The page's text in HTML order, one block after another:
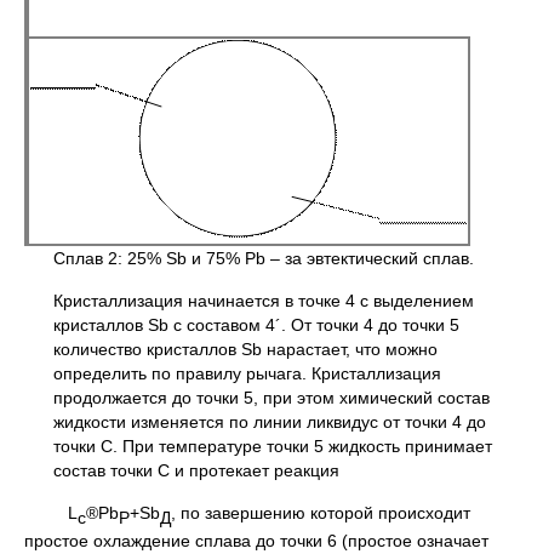
Сплав 2: 25% Sb и 75% Pb – за эвтектический сплав.
Кристаллизация начинается в точке 4 с выделением
кристаллов Sb с составом 4´. От точки 4 до точки 5
количество кристаллов Sb нарастает, что можно
определить по правилу рычага. Кристаллизация
продолжается до точки 5, при этом химический состав
жидкости изменяется по линии ликвидус от точки 4 до
точки С. При температуре точки 5 жидкость принимает
состав точки С и протекает реакция
L c®PbР+SbД , по завершению которой происходит
простое охлаждение сплава до точки 6 (простое означает